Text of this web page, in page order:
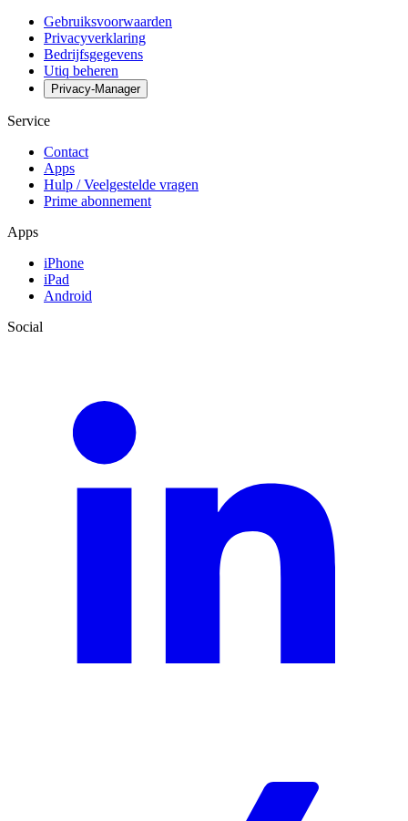
Gebruiksvoorwaarden
Privacyverklaring
Bedrijfsgegevens
Utiq beheren
Privacy-Manager
Service
Contact
Apps
Hulp / Veelgestelde vragen
Prime abonnement
Apps
iPhone
iPad
Android
Social